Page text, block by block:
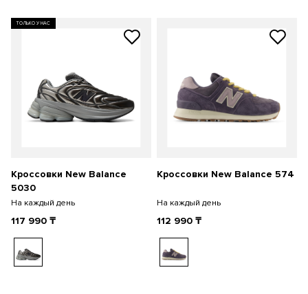
ТОЛЬКО У НАС
Кроссовки New Balance
5030
На каждый день
117 990 ₸
Кроссовки New Balance 574
На каждый день
112 990 ₸